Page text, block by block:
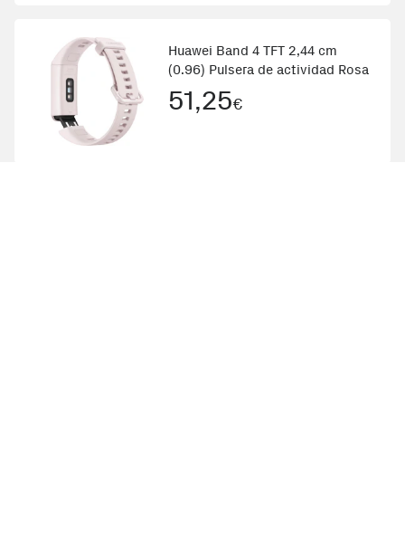
Huawei Band 4 TFT 2,44 cm
(0.96) Pulsera de actividad Rosa
51,25€